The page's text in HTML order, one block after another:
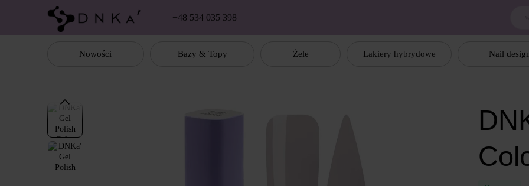
Перейти к основному контенту
+48 534 035 398
Nowości Bazy & Topy Żele Lakiery hybrydowe Nail